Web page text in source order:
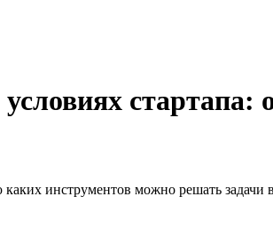
инструментов можно решать задачи